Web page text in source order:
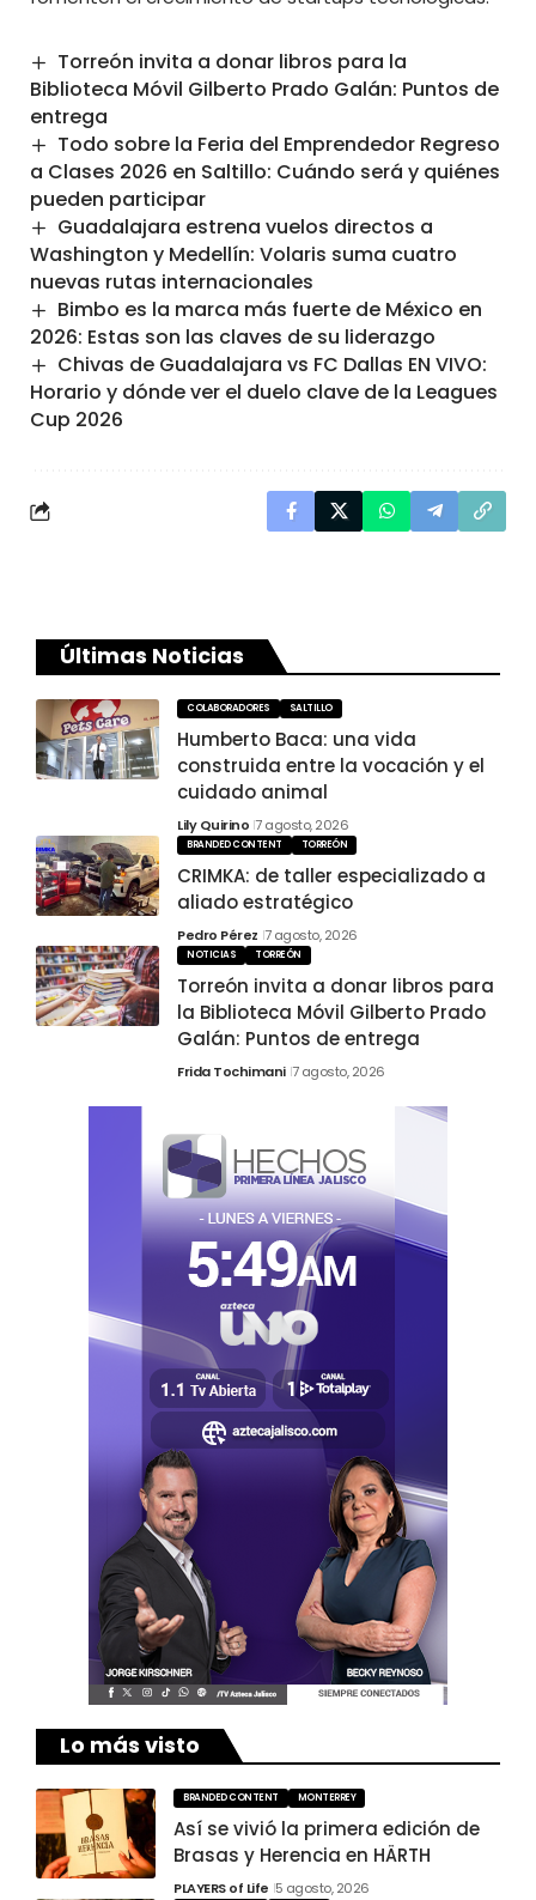
Torreón invita a donar libros para la
Biblioteca Móvil Gilberto Prado Galán: Puntos de
entrega
Todo sobre la Feria del Emprendedor Regreso
a Clases 2026 en Saltillo: Cuándo será y quiénes
pueden participar
Guadalajara estrena vuelos directos a
Washington y Medellín: Volaris suma cuatro
nuevas rutas internacionales
Bimbo es la marca más fuerte de México en
2026: Estas son las claves de su liderazgo
Chivas de Guadalajara vs FC Dallas EN VIVO:
Horario y dónde ver el duelo clave de la Leagues
Cup 2026
Últimas Noticias
COLABORADORES SALTILLO
Humberto Baca: una vida
construida entre la vocación y el
cuidado animal
Lily Quirino 7 agosto, 2026
BRANDED CONTENT TORREÓN
CRIMKA: de taller especializado a
aliado estratégico
Pedro Pérez 7 agosto, 2026
NOTICIAS TORREÓN
Torreón invita a donar libros para
la Biblioteca Móvil Gilberto Prado
Galán: Puntos de entrega
Frida Tochimani 7 agosto, 2026
Lo más visto
BRANDED CONTENT MONTERREY
Así se vivió la primera edición de
Brasas y Herencia en HÄRTH
PLAYERS of Life 5 agosto, 2026